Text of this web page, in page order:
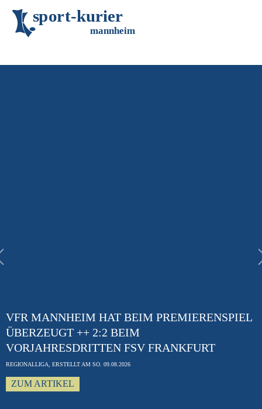
sport-kurier
mannheim
VFR MANNHEIM HAT BEIM PREMIERENSPIEL
ÜBERZEUGT ++ 2:2 BEIM
VORJAHRESDRITTEN FSV FRANKFURT
REGIONALLIGA, ERSTELLT AM SO. 09.08.2026
ZUM ARTIKEL